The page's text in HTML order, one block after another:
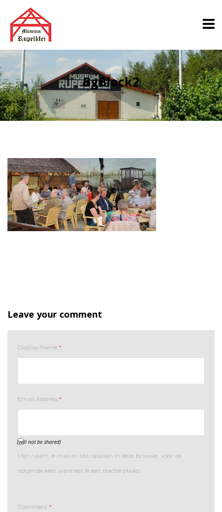
BgBlock2
Leave your comment
Display Name *
Email Address *
(will not be shared)
Mijn naam, e-mail en site opslaan in deze browser voor de
volgende keer wanneer ik een reactie plaats.
Comment *